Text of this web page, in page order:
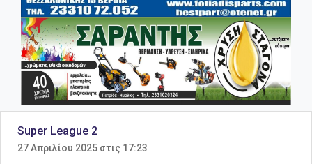
Super League 2
27 Απριλίου 2025 στις 17:23